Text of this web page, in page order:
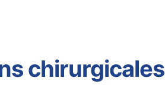
chirurgicales